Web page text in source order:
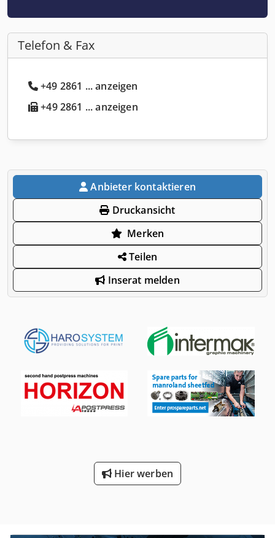
Telefon & Fax
+49 2861 ... anzeigen
+49 2861 ... anzeigen
Anbieter kontaktieren
Druckansicht
Merken
Teilen
Inserat melden
Hier werben